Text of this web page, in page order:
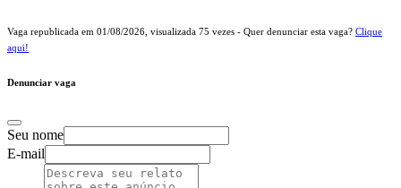
Vaga republicada em 01/08/2026 , visualizada 75 vezes - Quer denunciar esta vaga? Clique
aqui!
Denunciar vaga
Seu nome
E-mail